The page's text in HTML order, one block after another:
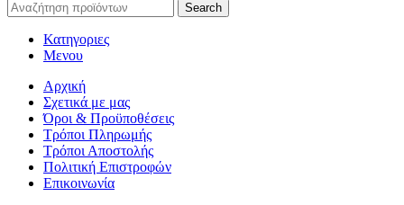
Search
Κατηγοριες
Μενου
Αρχική
Σχετικά με μας
Όροι & Προϋποθέσεις
Τρόποι Πληρωμής
Τρόποι Αποστολής
Πολιτική Επιστροφών
Επικοινωνία